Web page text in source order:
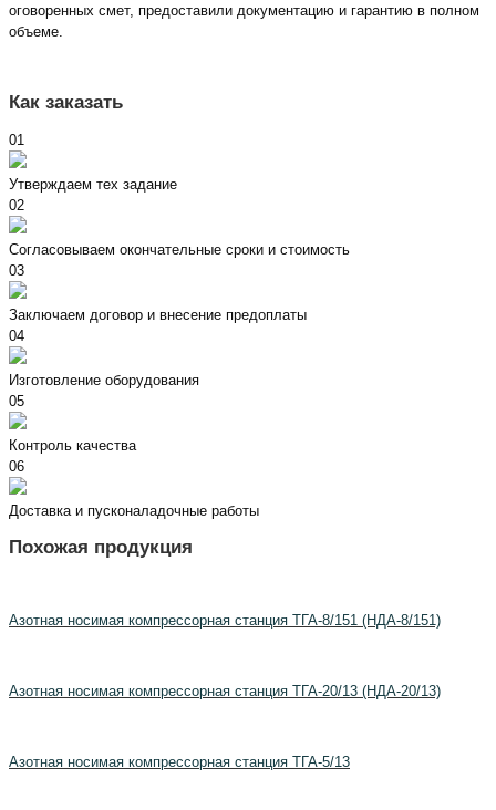
оговоренных смет, предоставили документацию и гарантию в полном
объеме.
Как заказать
01
Утверждаем тех задание
02
Согласовываем окончательные сроки и стоимость
03
Заключаем договор и внесение предоплаты
04
Изготовление оборудования
05
Контроль качества
06
Доставка и пусконаладочные работы
Похожая продукция
Азотная носимая компрессорная станция ТГА-8/151 (НДА-8/151)
Азотная носимая компрессорная станция ТГА-20/13 (НДА-20/13)
Азотная носимая компрессорная станция ТГА-5/13